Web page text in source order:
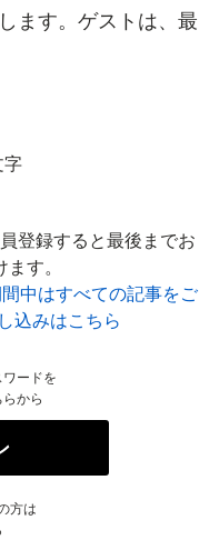
ます。ゲストは、最
字
登録すると最後までお
す。
中はすべての記事をご
込みはこちら
ードを
から
方は